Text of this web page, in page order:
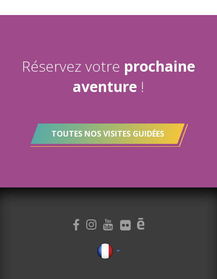
Réservez votre prochaine
aventure !
TOUTES NOS VISITES GUIDÉES